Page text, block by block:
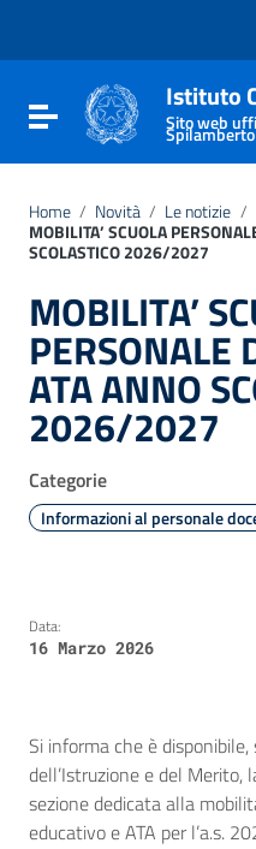
Vai al footer
Attiva / disattiva laIstituto
Sito web
Spilamberto
Home / Novità / Le notizie /
MOBILITA’ SCUOLA
SCOLASTICO 2026/2027
MOBILITA’
PERSONALE
ATA ANNO
2026/2027
Categorie
Informazioni al personale
Data:
16 Marzo 2026
Si informa che è
dell’Istruzione e del Merito,
sezione dedicata alla
educativo e ATA per l’a.s.